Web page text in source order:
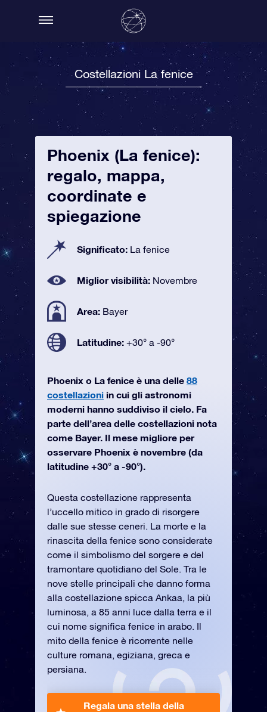
Costellazioni La fenice
Phoenix (La fenice):
regalo, mappa,
coordinate e
spiegazione
Significato: La fenice
Miglior visibilità: Novembre
Area: Bayer
Latitudine: +30° a -90°
Phoenix o La fenice è una delle 88
costellazioni in cui gli astronomi
moderni hanno suddiviso il cielo. Fa
parte dell’area delle costellazioni nota
come Bayer. Il mese migliore per
osservare Phoenix è novembre (da
latitudine +30° a -90°).
Questa costellazione rappresenta
l’uccello mitico in grado di risorgere
dalle sue stesse ceneri. La morte e la
rinascita della fenice sono considerate
come il simbolismo del sorgere e del
tramontare quotidiano del Sole. Tra le
nove stelle principali che danno forma
alla costellazione spicca Ankaa, la più
luminosa, a 85 anni luce dalla terra e il
cui nome significa fenice in arabo. Il
mito della fenice è ricorrente nelle
culture romana, egiziana, greca e
persiana.
Regala una stella della